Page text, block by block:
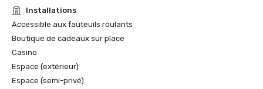
Installations
Accessible aux fauteuils roulants
Boutique de cadeaux sur place
Casino
Espace (extérieur)
Espace (semi-privé)